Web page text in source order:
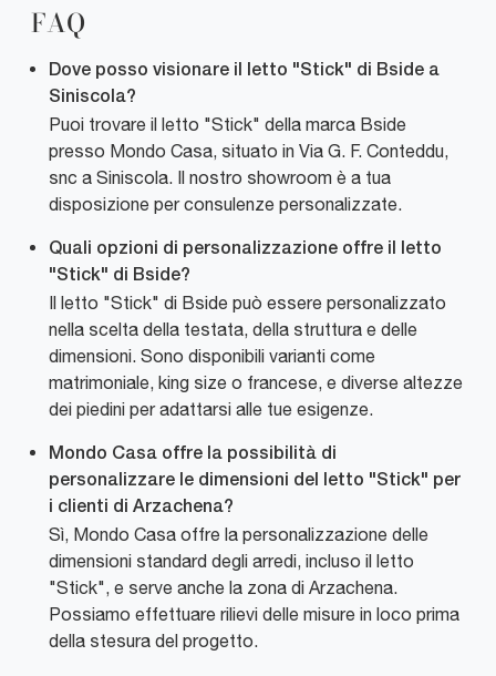
FAQ
Dove posso visionare il letto "Stick" di Bside a
Siniscola?
Puoi trovare il letto "Stick" della marca Bside
presso Mondo Casa, situato in Via G. F. Conteddu,
snc a Siniscola. Il nostro showroom è a tua
disposizione per consulenze personalizzate.
Quali opzioni di personalizzazione offre il letto
"Stick" di Bside?
Il letto "Stick" di Bside può essere personalizzato
nella scelta della testata, della struttura e delle
dimensioni. Sono disponibili varianti come
matrimoniale, king size o francese, e diverse altezze
dei piedini per adattarsi alle tue esigenze.
Mondo Casa offre la possibilità di
personalizzare le dimensioni del letto "Stick" per
i clienti di Arzachena?
Sì, Mondo Casa offre la personalizzazione delle
dimensioni standard degli arredi, incluso il letto
"Stick", e serve anche la zona di Arzachena.
Possiamo effettuare rilievi delle misure in loco prima
della stesura del progetto.